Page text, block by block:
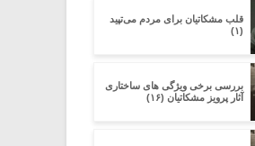
قلب مشکاتیان برای مردم می‌تپید
(۱)
بررسی برخی ویژگی های ساختاری
آثار پرویز مشکاتیان (۱۶)